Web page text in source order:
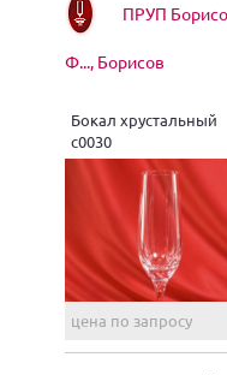
ПРУП
Ф..., Борисов
Бокал хрустальный
с0030
цена по запросу